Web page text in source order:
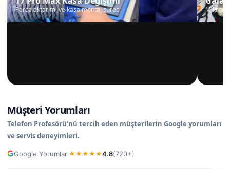
Parça aktarımı ve kasa montaj süreci
Müşteri Yorumları
Telefon Profesörü’nü tercih eden müşterilerin Google yorumları
ve servis deneyimleri.
Google Yorumlar·★ ★ ★ ★ ★4.8(720+)